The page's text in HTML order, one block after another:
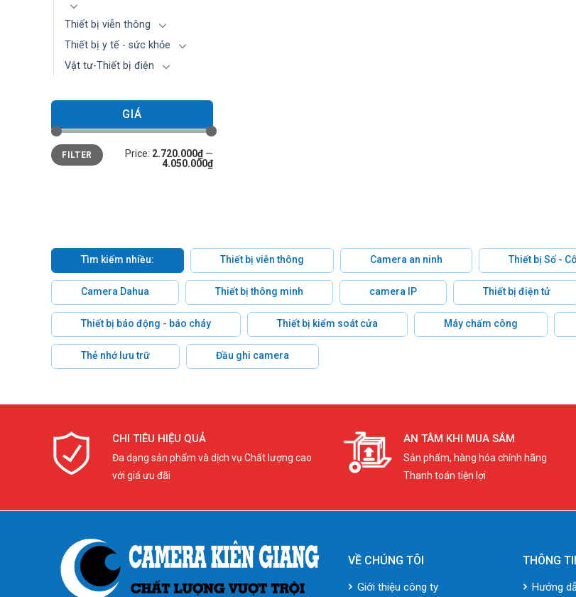
Thiết bị viễn thông
Thiết bị y tế - sức khỏe
Vật tư-Thiết bị điện
GIÁ
Min
price
Max
priceFILTER Price: 2.720.000₫ —
4.050.000₫
Tìm kiếm nhiều: Thiết bị viễn thông Camera an ninh Thiết bị Số -
Camera Dahua Thiết bị thông minh camera IP Thiết bị điện tử
Thiết bị báo động - báo cháy Thiết bị kiểm soát cửa Máy chấm công
Thẻ nhớ lưu trữ Đầu ghi camera
CHI TIÊU HIỆU QUẢ
Đa dạng sản phẩm và dịch vụ Chất lượng cao
với giá ưu đãi
AN TÂM KHI MUA SẮM
Sản phẩm, hàng hóa chính hãng
Thanh toán tiện lợi
VỀ CHÚNG TÔI
Giới thiệu công ty
THÔNG
Hướng